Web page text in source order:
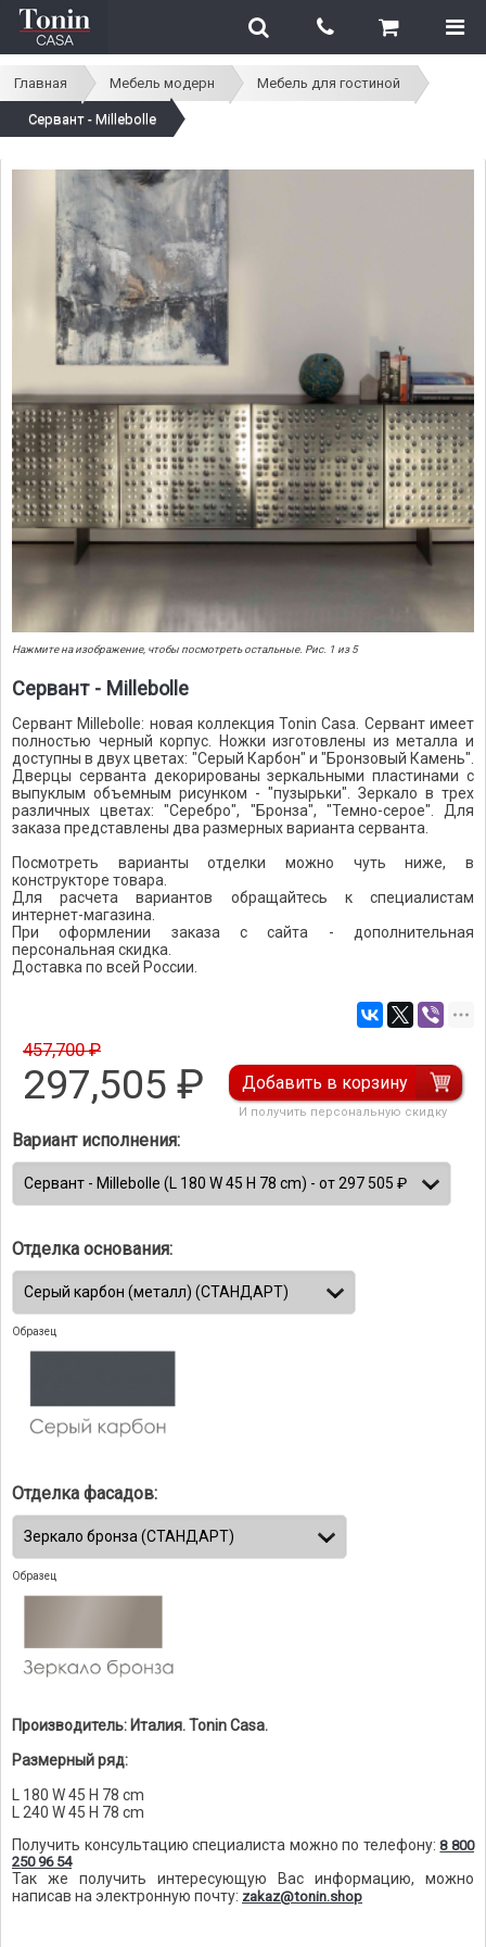
Главная Мебель модерн Мебель для гостиной
Сервант - Millebolle
Нажмите на изображение, чтобы посмотреть остальные. Рис. 1 из 5
Сервант - Millebolle
Сервант Millebolle: новая коллекция Tonin Casa. Сервант имеет
полностью черный корпус. Ножки изготовлены из металла и
доступны в двух цветах: "Серый Карбон" и "Бронзовый Камень".
Дверцы серванта декорированы зеркальными пластинами с
выпуклым объемным рисунком - "пузырьки". Зеркало в трех
различных цветах: "Серебро", "Бронза", "Темно-серое". Для
заказа представлены два размерных варианта серванта.
Посмотреть варианты отделки можно чуть ниже, в
конструкторе товара.
Для расчета вариантов обращайтесь к специалистам
интернет-магазина.
При оформлении заказа с сайта - дополнительная
персональная скидка.
Доставка по всей России.
457,700 ₽
297,505 ₽ Добавить в корзину
И получить персональную скидку
Вариант исполнения:
Отделка основания:
Образец
Отделка фасадов:
Образец
Производитель: Италия. Tonin Casa.
Размерный ряд:
L 180 W 45 H 78 cm
L 240 W 45 H 78 cm
Получить консультацию специалиста можно по телефону:8 800
250 96 54
Так же получить интересующую Вас информацию, можно
написав на электронную почту: zakaz@tonin.shop